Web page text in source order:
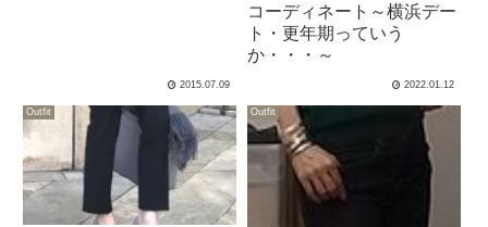
2015.07.09
コーディネート～横浜デー
ト・更年期っていう
か・・・～
2022.01.12
Outfit Outfit